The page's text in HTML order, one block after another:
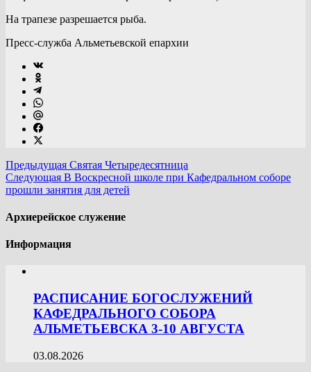
На трапезе разрешается рыба.
Пресс-служба Альметьевской епархии
Предыдущая Святая Четыредесятница
Следующая В Воскресной школе при Кафедральном соборе
прошли занятия для детей
Архиерейское служение
Информация
РАСПИСАНИЕ БОГОСЛУЖЕНИЙ
КАФЕДРАЛЬНОГО СОБОРА
АЛЬМЕТЬЕВСКА 3-10 АВГУСТА
03.08.2026